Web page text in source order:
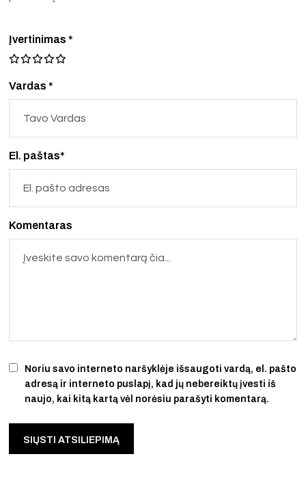
Vardas *
El. paštas*
Noriu savo interneto naršyklėje išsaugoti vardą, el. pašto
adresą ir interneto puslapį, kad jų nebereiktų įvesti iš
naujo, kai kitą kartą vėl norėsiu parašyti komentarą.
Įvertinimas*
Komentaras